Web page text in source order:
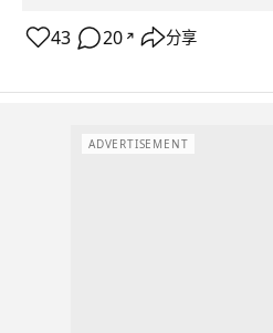
43 20 ↗ 分享
ADVERTISEMENT